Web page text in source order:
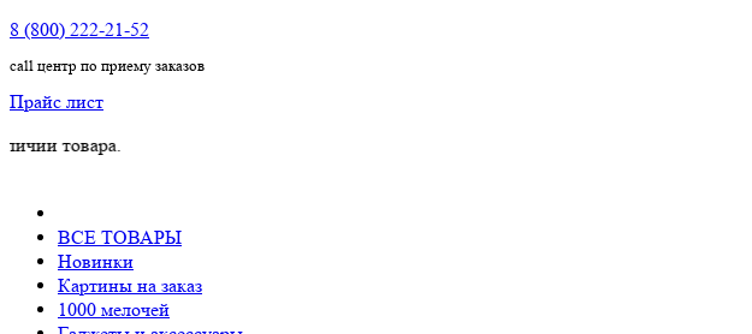
8 (800) 222-21-52
call центр по приему заказов
Прайс лист
ВСЕ ТОВАРЫ
Новинки
Картины на заказ
1000 мелочей